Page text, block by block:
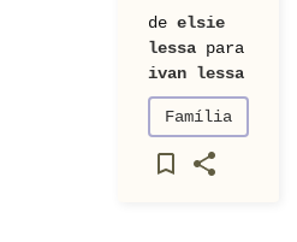
de elsie
lessa para
ivan lessa
Família